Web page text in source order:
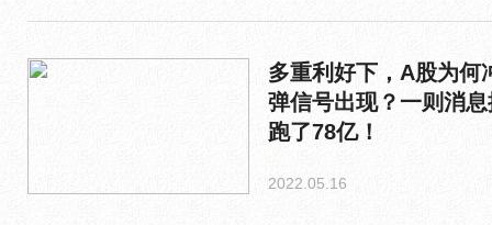
多重利好下，A股为何
弹信号出现？一则消
跑了78亿！
2022.05.16